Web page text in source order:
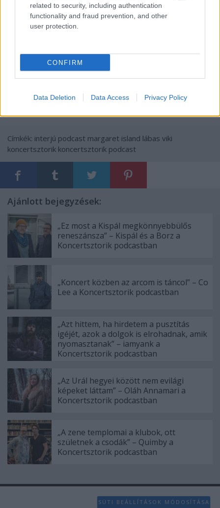
related to security, including authentication
functionality and fraud prevention, and other
user protection.
CONFIRM
Data Deletion Data Access Privacy Policy
Címkék: interjú podcast margaret island lábas viki
koncertsztorik koncertsztorik podcast
Ajánlott bejegyzések:
„Ez most a Kispál megkönnyebbülős
reneszánsza” – Kispál és a Borz a
Koncertsztorik podcastban
„Koncert közben az arcom is táncol” – Co
Lee a Koncertsztorik podcastban
„Azt hittem, ha hirdetem a pusztítás
igéjét, azok a dolgok is elrohadnak, amik
nyomasztanak” – iamyank a
Koncertsztorik podcastban
„Az Urál hegyei között nem evilági
képeket láttam” – Oláh Annamari a
Koncertsztorik podcastban
„A zene templomai a klubok, ott
születnek a csodák” – Quimby a
Koncertsztorik podcastban
SÜTI BEÁLLÍTÁSOK MÓDOSÍTÁSA